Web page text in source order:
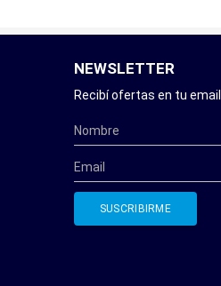
NEWSLETTER
Recibí ofertas en tu email